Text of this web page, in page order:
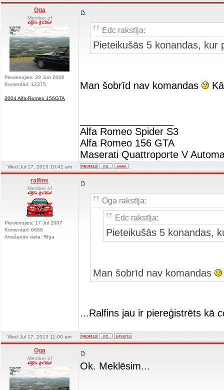
Oga
Member of
Pievienojies: 29 Jun 2006
Komentāri: 12375
2004 Alfa-Romeo 156GTA
Edc rakstīja:
Pieteikušās 5 konandas,
Man šobrīd nav komandas
Alfa Romeo Spider S3
Alfa Romeo 156 GTA
Maserati Quattroporte V
Wed Jul 17, 2013 10:41 am
ralfins
Member of
Pievienojies: 17 Jul 2007
Komentāri: 6688
Atrašanās vieta: Rīga
Oga rakstīja:
Edc rakstīja:
Pieteikušās 5 konandas,
Man šobrīd nav komandas
...Ralfins jau ir piereģistrēts kā
Wed Jul 17, 2013 11:00 am
Oga
Member of
Ok. Meklēsim...